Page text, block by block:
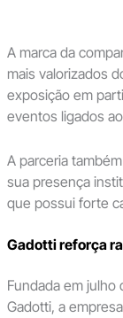
A marca da
mais valorizados
exposição em
eventos ligados
A parceria
sua presença
que possui forte
Gadotti reforça
Fundada em julho
Gadotti, a